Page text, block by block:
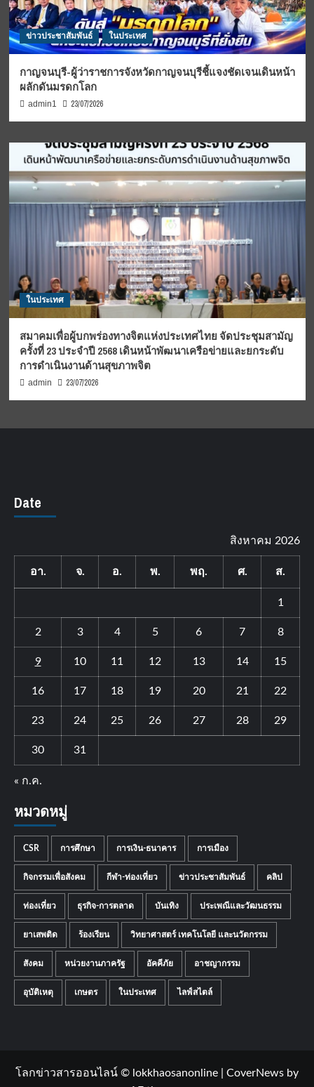
ข่าวประชาสัมพันธ์ ในประเทศ
กาญจนบุรี-ผู้ว่าราชการจังหวัดกาญจนบุรีชี้แจงชัดเจนเดินหน้า
ผลักดันมรดกโลก
admin1 23/07/2026
ในประเทศ
สมาคมเพื่อผู้บกพร่องทางจิตแห่งประเทศไทย จัดประชุมสามัญ
ครั้งที่ 23 ประจำปี 2568 เดินหน้าพัฒนาเครือข่ายและยกระดับ
การดำเนินงานด้านสุขภาพจิต
admin 23/07/2026
Date
สิงหาคม 2026
อา. จ. อ. พ. พฤ. ศ. ส.
1
2 3 4 5 6 7 8
9 10 11 12 13 14 15
16 17 18 19 20 21 22
23 24 25 26 27 28 29
30 31
« ก.ค.
หมวดหมู่
CSR การศึกษา การเงิน-ธนาคาร การเมือง
กิจกรรมเพื่อสังคม กีฬา-ท่องเที่ยว ข่าวประชาสัมพันธ์ คลิป
ท่องเที่ยว ธุรกิจ-การตลาด บันเทิง ประเพณีและวัฒนธรรม
ยาเสพติด ร้องเรียน วิทยาศาสตร์ เทคโนโลยี และนวัตกรรม
สังคม หน่วยงานภาครัฐ อัคคีภัย อาชญากรรม
อุบัติเหตุ เกษตร ในประเทศ ไลฟ์สไตล์
โลกข่าวสารออนไลน์ © lokkhaosanonline CoverNews by